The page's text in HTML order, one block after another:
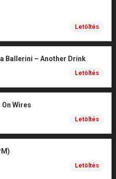
Letöltés
Ballerini – Another Drink
Letöltés
Wires
Letöltés
Letöltés